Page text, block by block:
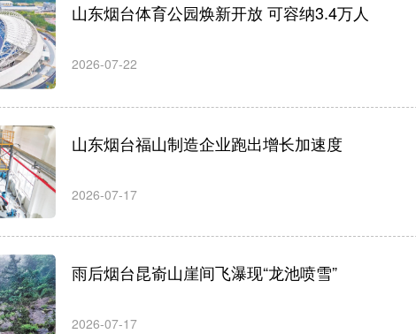
山东烟台体育公园焕新开放 可容纳3.4万人
2026-07-22
山东烟台福山制造企业跑出增长加速度
2026-07-17
雨后烟台昆嵛山崖间飞瀑现“龙池喷雪”
2026-07-17